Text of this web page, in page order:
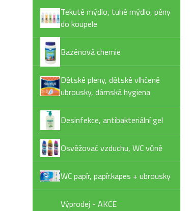
Tekuté mýdlo, tuhé mýdlo, pěny
do koupele
Bazénová chemie
Dětské pleny, dětské vlhčené
ubrousky, dámská hygiena
Desinfekce, antibakteriální gel
Osvěžovač vzduchu, WC vůně
WC papír, papír.kapes + ubrousky
Výprodej - AKCE